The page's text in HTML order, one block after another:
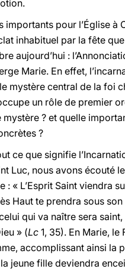
importants pour l’Église à
inhabituel par la fête que
aujourd’hui :
Marie. En effet,
mystère central de la foi
un rôle de premier
mystère ? et quelle
?
ce que signifie
Luc, nous avons écouté
: « L’Esprit Saint viendra
Haut te prendra sous
qui va naître sera saint,
» (Lc 1, 35). En Marie, le
accomplissant ainsi la
la jeune fille deviendra